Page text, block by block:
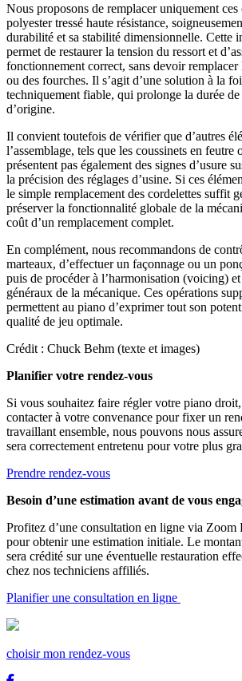
Nous proposons de remplacer uniquement ces
polyester tressé haute résistance,
durabilité et sa stabilité dimensionnelle. Cette
permet de restaurer la tension du ressort et
fonctionnement correct, sans devoir remplacer
ou des fourches. Il s’agit d’une solution à la
techniquement fiable, qui prolonge la durée
d’origine.
Il convient toutefois de vérifier que d’autres
l’assemblage, tels que les coussinets en feutre
présentent pas également des signes d’usure
la précision des réglages d’usine. Si ces
le simple remplacement des cordelettes suffit
préserver la fonctionnalité globale de la
coût d’un remplacement complet.
En complément, nous recommandons de
marteaux, d’effectuer un façonnage ou un
puis de procéder à l’harmonisation (voicing)
généraux de la mécanique. Ces opérations
permettent au piano d’exprimer tout son
qualité de jeu optimale.
Crédit : Chuck Behm (texte et images)
Planifier votre rendez-vous
Si vous souhaitez faire régler votre piano
contacter à votre convenance pour fixer un
travaillant ensemble, nous pouvons nous
sera correctement entretenu pour votre plus
Prendre rendez-vous
Besoin d’une estimation avant de vous
Profitez d’une consultation en ligne via Zoom
pour obtenir une estimation initiale. Le
sera crédité sur une éventuelle restauration
chez nos techniciens affiliés.
Planifier une consultation en ligne
choisir mon rendez-vous